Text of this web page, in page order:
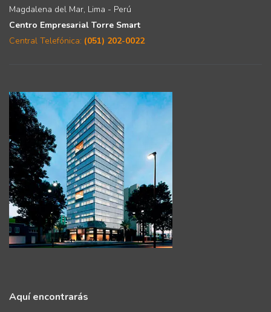
Magdalena del Mar, Lima - Perú
Centro Empresarial Torre Smart
Central Telefónica: (051) 202-0022
Aquí encontrarás